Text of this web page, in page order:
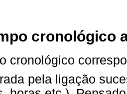
cronológico
cronológico
pela ligação